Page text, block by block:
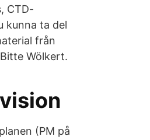
CTD-
kunna ta del
från
Wölkert.
(PM på